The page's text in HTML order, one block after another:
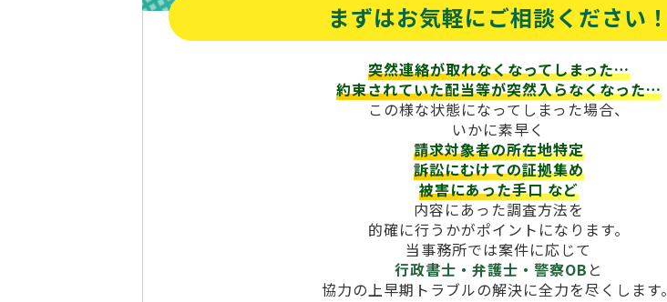
まずはお気軽にご相談ください！
突然連絡が取れなくなってしまった…
約束されていた配当等が突然入らなくなった…
この様な状態になってしまった場合、
いかに素早く
請求対象者の所在地特定
訴訟にむけての証拠集め
被害にあった手口など
内容にあった調査方法を
的確に行うかがポイントになります。
当事務所では案件に応じて
行政書士・弁護士・警察OB と
協力の上早期トラブルの解決に全力を尽くします。